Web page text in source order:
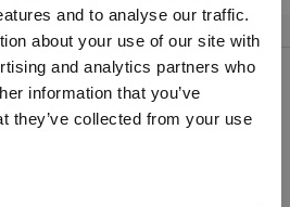
and to analyse our traffic.
about your use of our site with
and analytics partners who
information that you’ve
they’ve collected from your use
PRODUKTER
velg portal
PRIVAT